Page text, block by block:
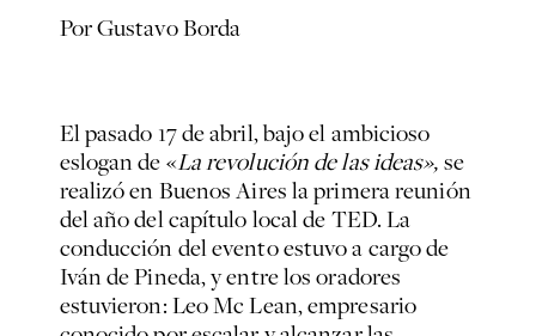
Por Gustavo Borda
El pasado 17 de abril, bajo el ambicioso
eslogan de «La revolución de las ideas»,se
realizó en Buenos Aires la primera reunión
del año del capítulo local de TED. La
conducción del evento estuvo a cargo de
Iván de Pineda, y entre los oradores
estuvieron: Leo Mc Lean, empresario